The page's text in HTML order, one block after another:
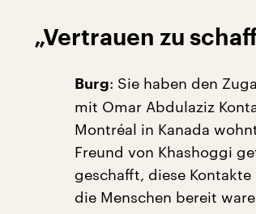
„Vertrauen zu
Burg: Sie haben den
mit Omar Abdulaziz
Montréal in Kanada
Freund von Khashoggi
geschafft, diese
die Menschen bereit